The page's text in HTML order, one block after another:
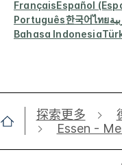
FrançaisEspañol
Português한국어ไทย
Bahasa Indonesia
探索更多
Essen -